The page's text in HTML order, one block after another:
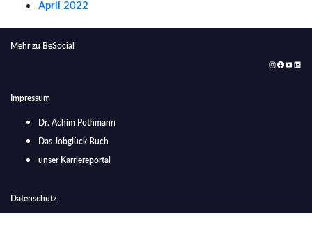
April 2022
Mehr zu BeSocial
Impressum
Dr. Achim Pothmann
Das Jobglück Buch
unser Karriereportal
Datenschutz